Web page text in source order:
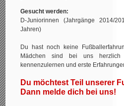
Gesucht werden:
D-Juniorinnen (Jahrgänge 2014/
Jahren)
Du hast noch keine
Mädchen sind bei uns herzlich
kennenzulernen und erste
Du möchtest Teil unserer
Dann melde dich bei uns!